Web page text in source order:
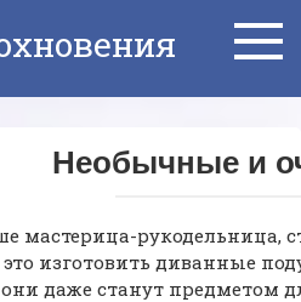
Необычные и
мастерица-рукодельница,
изготовить диванные
даже станут предметом